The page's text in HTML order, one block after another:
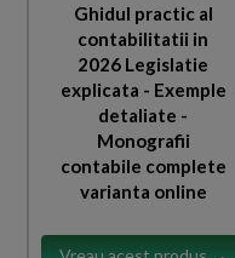
Ghidul practic al
contabilitatii in
2026 Legislatie
explicata - Exemple
detaliate -
Monografii
contabile complete
varianta online